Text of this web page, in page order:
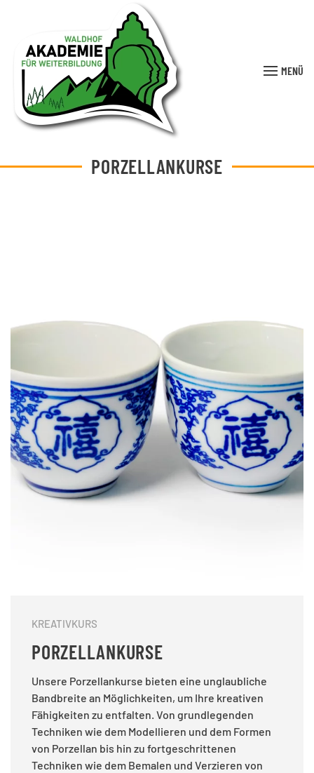
MENÜ
PORZELLANKURSE
KREATIVKURS
PORZELLANKURSE
Unsere Porzellankurse bieten eine unglaubliche
Bandbreite an Möglichkeiten, um Ihre kreativen
Fähigkeiten zu entfalten. Von grundlegenden
Techniken wie dem Modellieren und dem Formen
von Porzellan bis hin zu fortgeschrittenen
Techniken wie dem Bemalen und Verzieren von